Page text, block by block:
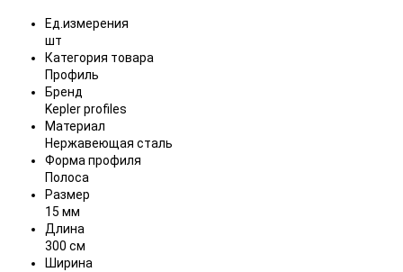
Ед.измерения
шт
Категория товара
Профиль
Бренд
Kepler profiles
Материал
Нержавеющая сталь
Форма профиля
Полоса
Размер
15 мм
Длина
300 см
Ширина